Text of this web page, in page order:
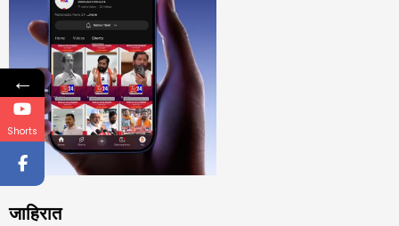
जाहिरात
←
Shorts